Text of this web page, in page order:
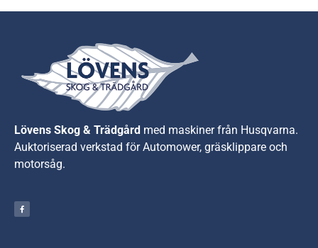
Lövens Skog & Trädgård med maskiner från Husqvarna.
Auktoriserad verkstad för Automower, gräsklippare och
motorsåg.